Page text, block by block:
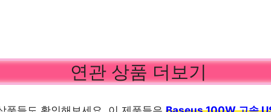
연관 상품 더보기